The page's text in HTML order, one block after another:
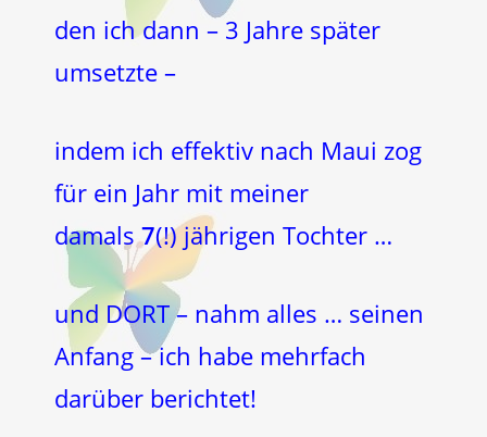
den ich dann – 3 Jahre später
umsetzte –
indem ich effektiv nach Maui zog
für ein Jahr mit meiner
damals7(!) jährigen Tochter …
und DORT – nahm alles … seinen
Anfang – ich habe mehrfach
darüber berichtet!